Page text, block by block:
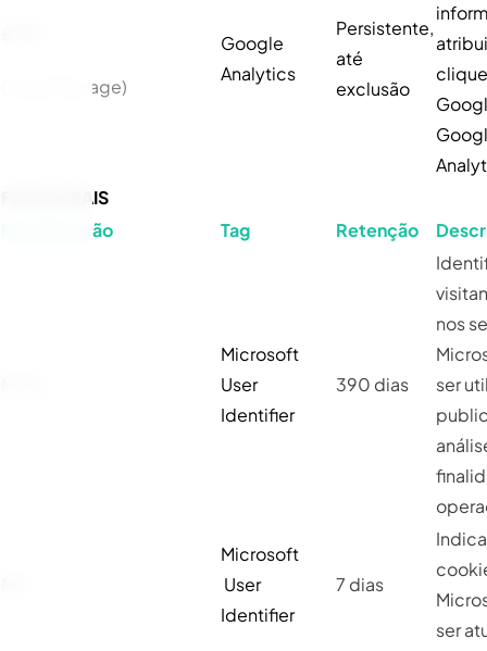
(Local Storage)
Google
Analytics
Persistente,
até
exclusão
FUNCIONAIS
Identificação
Tag Retenção
Microsoft
User
Identifier
390 dias
nos
ser
Microsoft
User
Identifier
7 dias
ser